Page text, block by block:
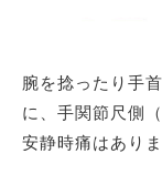
腕を捻ったり手
に、手関節尺側
安静時痛はありま